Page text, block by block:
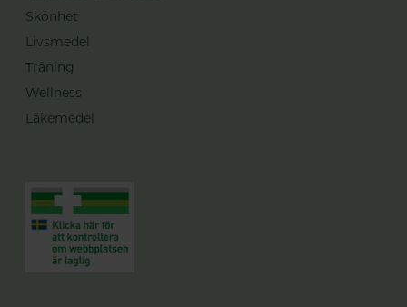
Skönhet
Livsmedel
Träning
Wellness
Läkemedel